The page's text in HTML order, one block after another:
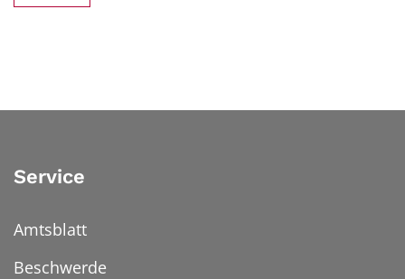
Service
Amtsblatt
Beschwerde